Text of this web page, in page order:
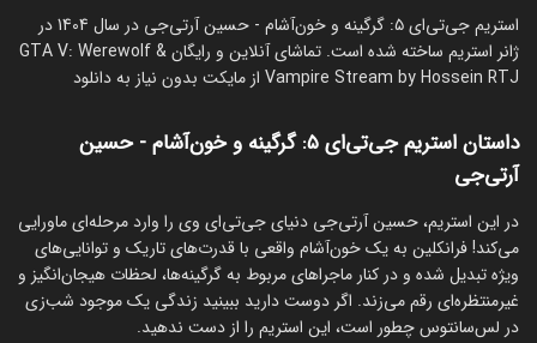
استریم جی‌تی‌ای ۵: گرگینه و خون‌آشام - حسین آرتی‌جی در سال 1404 در
ژانر استریم ساخته شده است. تماشای آنلاین و رایگان GTA V: Werewolf &
Vampire Stream by Hossein RTJ از مایکت بدون نیاز به دانلود
داستان استریم جی‌تی‌ای ۵: گرگینه و خون‌آشام - حسین
آرتی‌جی
‏در این استریم، حسین آرتی‌جی دنیای جی‌تی‌ای وی را وارد مرحله‌ای ماورایی
می‌کند! فرانکلین به یک خون‌آشام واقعی با قدرت‌های تاریک و توانایی‌های
ویژه تبدیل شده و در کنار ماجراهای مربوط به گرگینه‌ها، لحظات هیجان‌انگیز و
غیرمنتظره‌ای رقم می‌زند. اگر دوست دارید ببینید زندگی یک موجود شب‌زی
در لس‌سانتوس چطور است، این استریم را از دست ندهید.